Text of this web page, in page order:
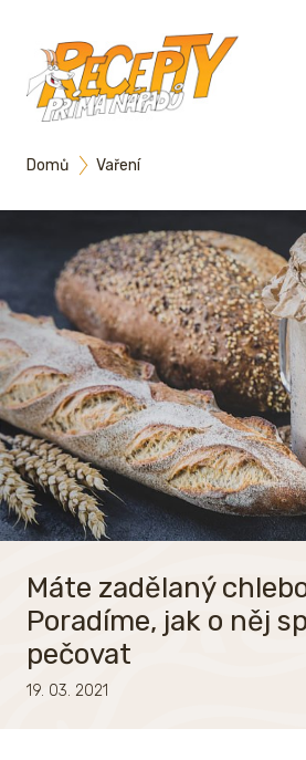
Domů Vaření
Máte zadělaný
Poradíme, jak o něj
pečovat
19. 03. 2021